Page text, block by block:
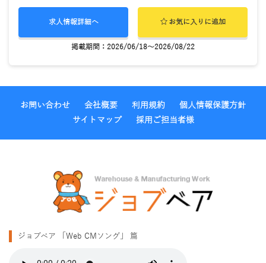
求人情報詳細へ お気に入りに追加
掲載期間：2026/06/18～2026/08/22
お問い合わせ 会社概要 利用規約
個人情報保護方針
サイトマップ
採用ご担当者様
ジョブベア 「Web CMソング」 篇